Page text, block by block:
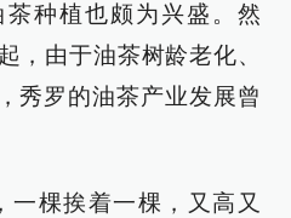
种植也颇为兴盛。然
，由于油茶树龄老化、
秀罗的油茶产业发展曾
一棵挨着一棵，又高又